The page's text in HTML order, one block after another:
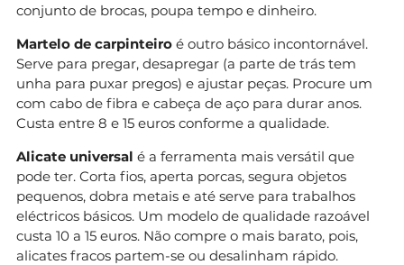
conjunto de brocas, poupa tempo e dinheiro.
Martelo de carpinteiro é outro básico incontornável.
Serve para pregar, desapregar (a parte de trás tem
unha para puxar pregos) e ajustar peças. Procure um
com cabo de fibra e cabeça de aço para durar anos.
Custa entre 8 e 15 euros conforme a qualidade.
Alicate universal é a ferramenta mais versátil que
pode ter. Corta fios, aperta porcas, segura objetos
pequenos, dobra metais e até serve para trabalhos
eléctricos básicos. Um modelo de qualidade razoável
custa 10 a 15 euros. Não compre o mais barato, pois,
alicates fracos partem-se ou desalinham rápido.